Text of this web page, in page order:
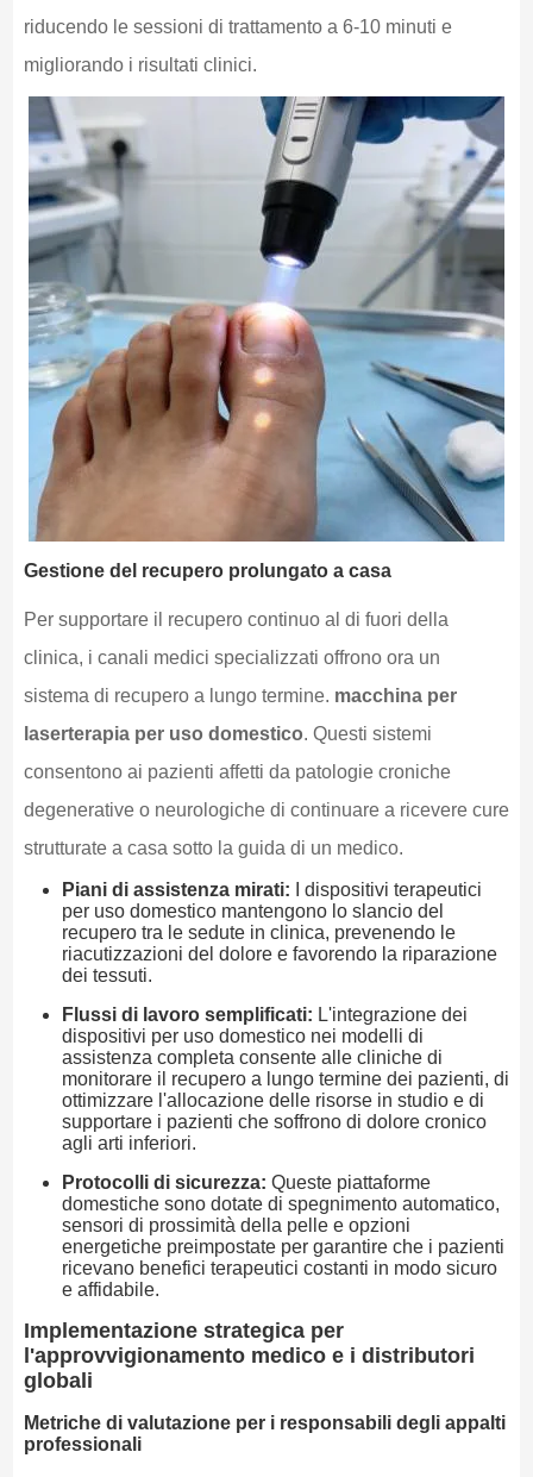
riducendo le sessioni di trattamento a 6-10 minuti e
migliorando i risultati clinici.
Gestione del recupero prolungato a casa
Per supportare il recupero continuo al di fuori della
clinica, i canali medici specializzati offrono ora un
sistema di recupero a lungo termine. macchina per
laserterapia per uso domestico. Questi sistemi
consentono ai pazienti affetti da patologie croniche
degenerative o neurologiche di continuare a ricevere cure
strutturate a casa sotto la guida di un medico.
Piani di assistenza mirati: I dispositivi terapeutici
per uso domestico mantengono lo slancio del
recupero tra le sedute in clinica, prevenendo le
riacutizzazioni del dolore e favorendo la riparazione
dei tessuti.
Flussi di lavoro semplificati: L'integrazione dei
dispositivi per uso domestico nei modelli di
assistenza completa consente alle cliniche di
monitorare il recupero a lungo termine dei pazienti, di
ottimizzare l'allocazione delle risorse in studio e di
supportare i pazienti che soffrono di dolore cronico
agli arti inferiori.
Protocolli di sicurezza: Queste piattaforme
domestiche sono dotate di spegnimento automatico,
sensori di prossimità della pelle e opzioni
energetiche preimpostate per garantire che i pazienti
ricevano benefici terapeutici costanti in modo sicuro
e affidabile.
Implementazione strategica per
l'approvvigionamento medico e i distributori
globali
Metriche di valutazione per i responsabili degli appalti
professionali